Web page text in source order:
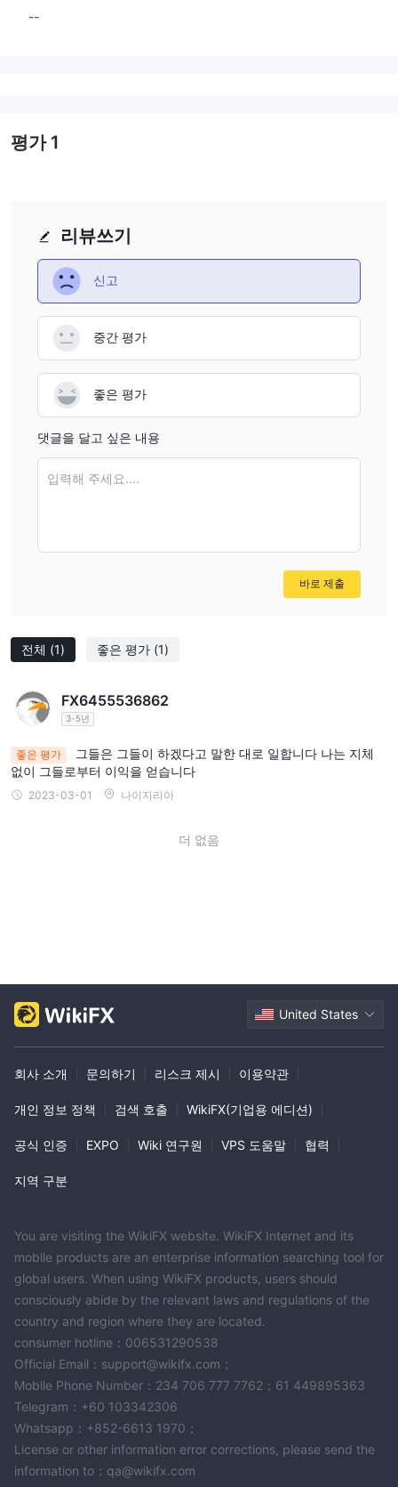
--
전체 (1) 좋은 평가 (1)
FX6455536862
3-5년
좋은 평가
그들은 그들이 하겠다고 말한 대로 일합니다 나는 지체
없이 그들로부터 이익을 얻습니다
2023-03-01 나이지리아
더 없음
리뷰쓰기
신고
중간 평가
좋은 평가
댓글을 달고 싶은 내용
입력해 주세요....
바로 제출
평가1
United States
회사 소개 문의하기 리스크 제시 이용약관
개인 정보 정책 검색 호출 WikiFX(기업용 에디션)
공식 인증 EXPO Wiki 연구원 VPS 도움말 협력
지역 구분
You are visiting the WikiFX website. WikiFX Internet and its
mobile products are an enterprise information searching tool for
global users. When using WikiFX products, users should
consciously abide by the relevant laws and regulations of the
country and region where they are located.
consumer hotline：006531290538
Official Email：support@wikifx.com；
Mobile Phone Number：234 706 777 7762；61 449895363
Telegram：+60 103342306
Whatsapp：+852-6613 1970；
License or other information error corrections, please send the
information to：qa@wikifx.com